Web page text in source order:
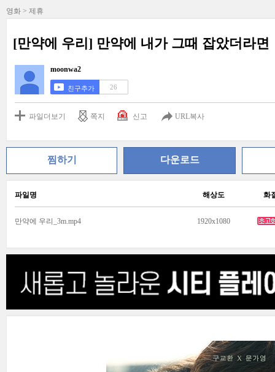
영화 > 제휴
[만약에 우리] 만약에 내가 그때 잡았더라면
moonwa2
친구추가 26
파일더보기 쪽지 신고 URL복사
찜하기 다운로드
파일명 해상도 화
만약에 우리_3m.mp4 1920x1080